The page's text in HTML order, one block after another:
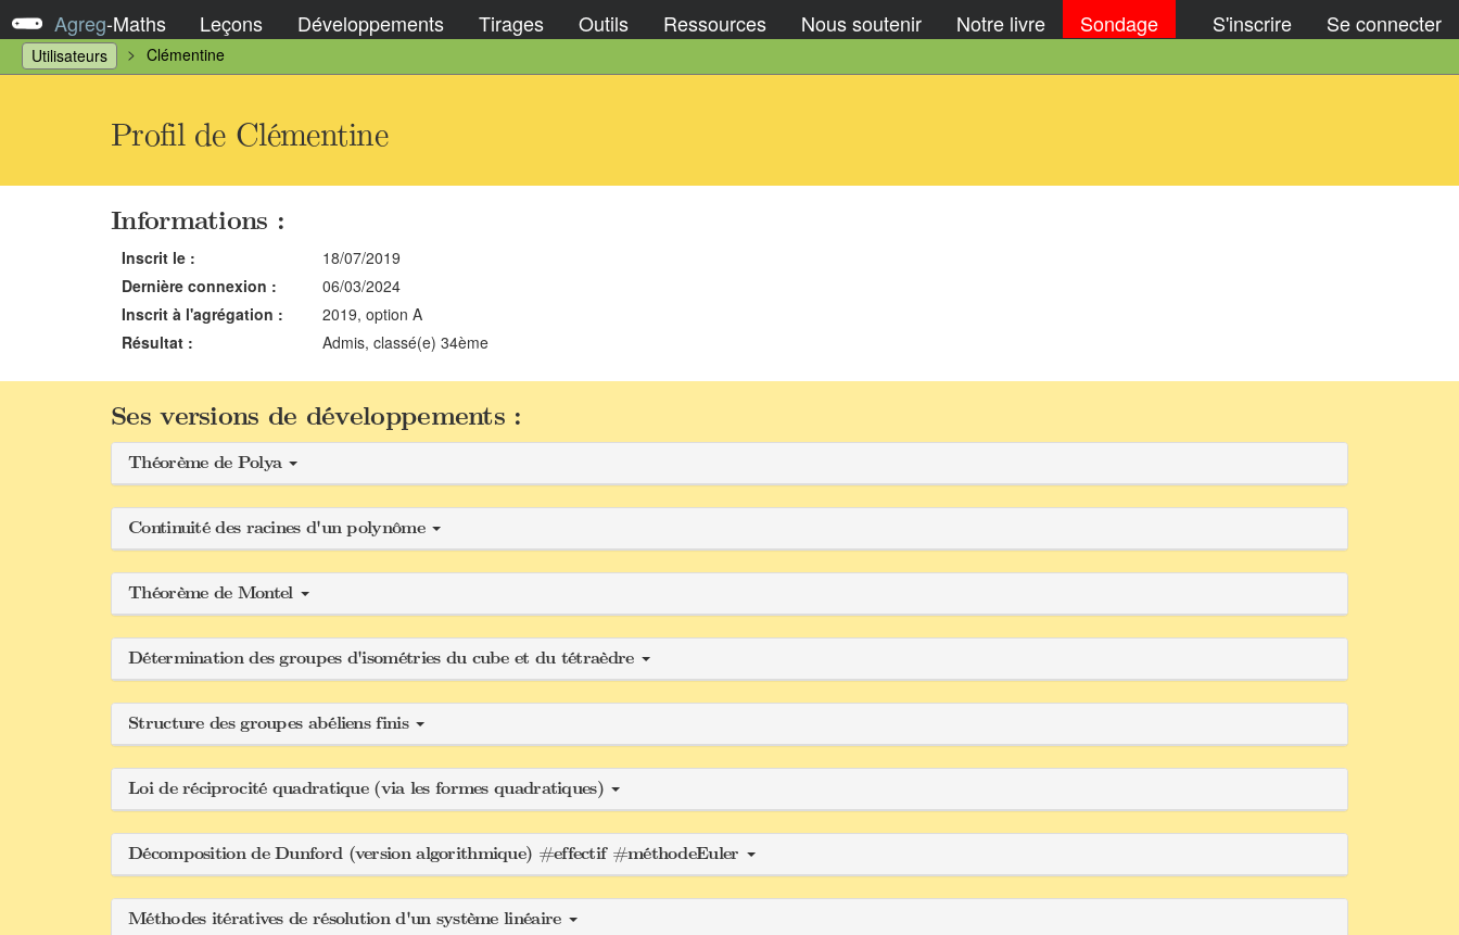
Agreg-Maths Leçons Développements Tirages Outils Ressources Nous soutenir Notre livre Sondage S'inscrire Se connecter
Utilisateurs Clémentine
Profil de Clémentine
Informations :
Inscrit le :
18/07/2019
Dernière connexion :
06/03/2024
Inscrit à l'agrégation :
2019, option A
Résultat :
Admis, classé(e) 34ème
Ses versions de développements :
Théorème de Polya
Continuité des racines d'un polynôme
Théorème de Montel
Détermination des groupes d'isométries du cube et du tétraèdre
Structure des groupes abéliens finis
Loi de réciprocité quadratique (via les formes quadratiques)
Décomposition de Dunford (version algorithmique) #effectif #méthodeEuler
Méthodes itératives de résolution d'un système linéaire